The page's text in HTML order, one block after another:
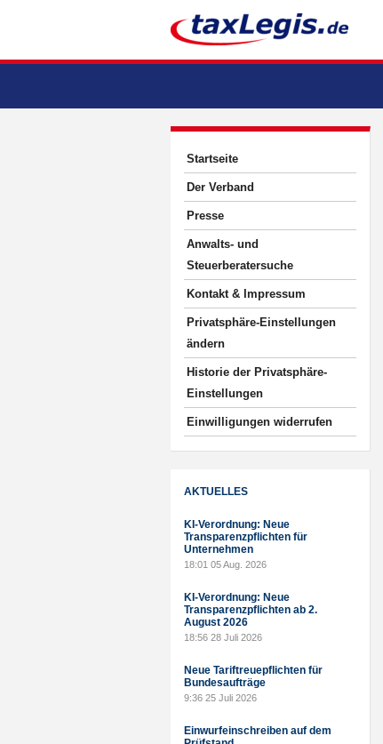
Startseite
Der Verband
Presse
Anwalts- und
Steuerberatersuche
Kontakt & Impressum
Privatsphäre-Einstellungen
ändern
Historie der Privatsphäre-
Einstellungen
Einwilligungen widerrufen
AKTUELLES
KI-Verordnung: Neue
Transparenzpflichten für
Unternehmen
18:01 05 Aug. 2026
KI-Verordnung: Neue
Transparenzpflichten ab 2.
August 2026
18:56 28 Juli 2026
Neue Tariftreuepflichten für
Bundesaufträge
9:36 25 Juli 2026
Einwurfeinschreiben auf dem